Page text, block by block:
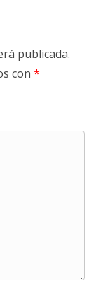
publicada.
con *